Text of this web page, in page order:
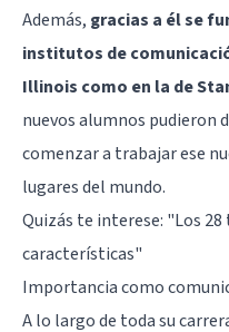
Además, gracias a él se
institutos de
Illinois como en la de
nuevos alumnos pudieron
comenzar a trabajar ese
lugares del mundo.
Quizás te interese: "Los 28
características"
Importancia como
A lo largo de toda su